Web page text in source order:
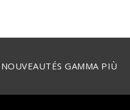
GAMMA PIÙ